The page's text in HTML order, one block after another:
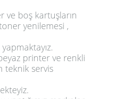
ve boş kartuşların
yenilemesi ,
yapmaktayız.
printer ve renkli
teknik servis